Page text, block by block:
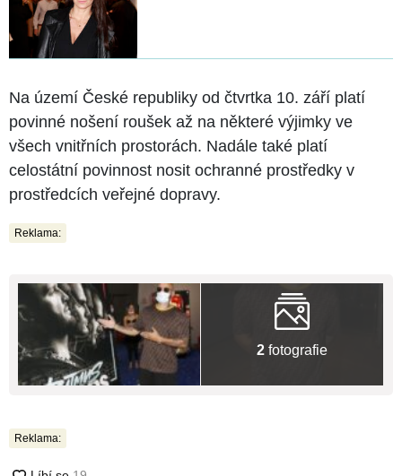
Na území České republiky od čtvrtka 10. září platí
povinné nošení roušek až na některé výjimky ve
všech vnitřních prostorách. Nadále také platí
celostátní povinnost nosit ochranné prostředky v
prostředcích veřejné dopravy.
Reklama:
2 fotografie
Reklama: